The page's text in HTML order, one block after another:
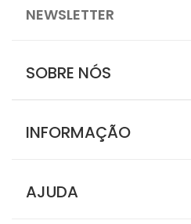
NEWSLETTER
SOBRE NÓS
INFORMAÇÃO
AJUDA